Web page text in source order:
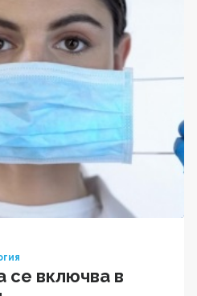
се включва в